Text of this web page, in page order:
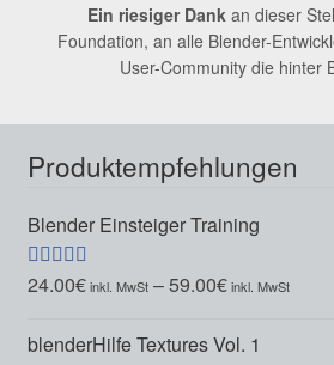
Ein riesiger Dank an dieser
Foundation, an alle Blender-
User-Community die hinter
Produktempfehlungen
Blender Einsteiger Training
Bewertet mit
24.00€ –59.00€
blenderHilfe Textures Vol. 1